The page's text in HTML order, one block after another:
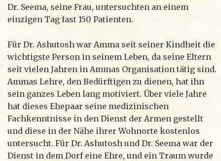
Dr. Seema, seine Frau, untersuchten an einem
einzigen Tag fast 150 Patienten.
Für Dr. Ashutosh war Amma seit seiner Kindheit die
wichtigste Person in seinem Leben, da seine Eltern
seit vielen Jahren in Ammas Organisation tätig sind.
Ammas Lehre, den Bedürftigen zu dienen, hat ihn
sein ganzes Leben lang motiviert. Über viele Jahre
hat dieses Ehepaar seine medizinischen
Fachkenntnisse in den Dienst der Armen gestellt
und diese in der Nähe ihrer Wohnorte kostenlos
untersucht. Für Dr. Ashutosh und Dr. Seema war der
Dienst in dem Dorf eine Ehre, und ein Traum wurde